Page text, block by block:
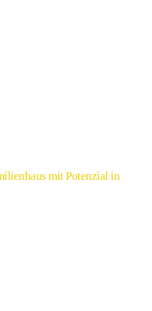
mit Potenzial in